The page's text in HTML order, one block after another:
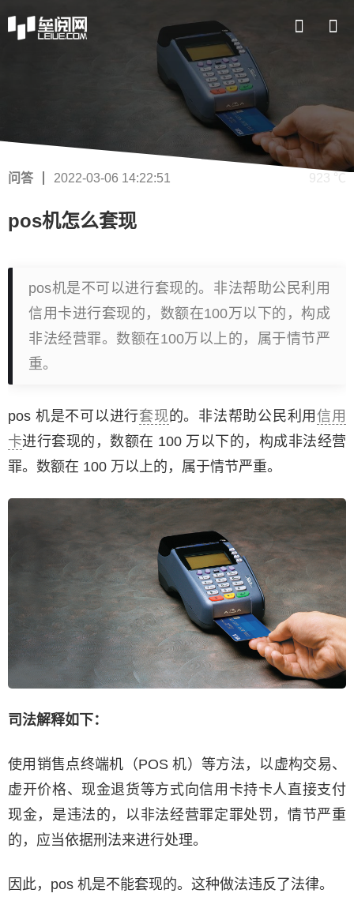
问答 2022-03-06 14:22:51 923 ℃
pos机怎么套现
pos机是不可以进行套现的。非法帮助公民利用
信用卡进行套现的，数额在100万以下的，构成
非法经营罪。数额在100万以上的，属于情节严
重。
pos 机是不可以进行套现 的。非法帮助公民利用信用
卡进行套现的，数额在 100 万以下的，构成非法经营
罪。数额在 100 万以上的，属于情节严重。
司法解释如下：
使用销售点终端机（POS 机）等方法，以虚构交易、
虚开价格、现金退货等方式向信用卡持卡人直接支付
现金，是违法的，以非法经营罪定罪处罚，情节严重
的，应当依据刑法来进行处理。
因此，pos 机是不能套现的。这种做法违反了法律。